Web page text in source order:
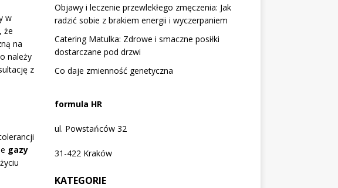
w
że
na
należy
z
gazy
Objawy i leczenie przewlekłego zmęczenia: Jak
radzić sobie z brakiem energii i wyczerpaniem
Catering Matulka: Zdrowe i smaczne posiłki
dostarczane pod drzwi
Co daje zmienność genetyczna
formula HR
ul. Powstańców 32
31-422 Kraków
KATEGORIE